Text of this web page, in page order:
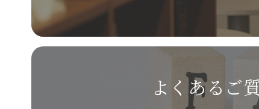
よくあるご